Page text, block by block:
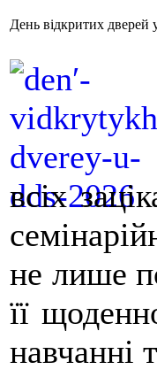
День відкритих
всіх
не лише
її
навчанні